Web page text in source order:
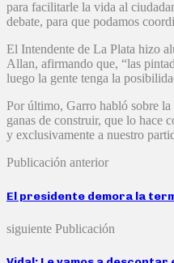
para facilitarle la vida al
debate, para que podamos
El Intendente de La Plata hizo
Allan, afirmando que, “las
luego la gente tenga la
Por último, Garro habló sobre
ganas de construir, que lo hace
y exclusivamente a nuestro
Publicación anterior
El presidente demora la
siguiente Publicación